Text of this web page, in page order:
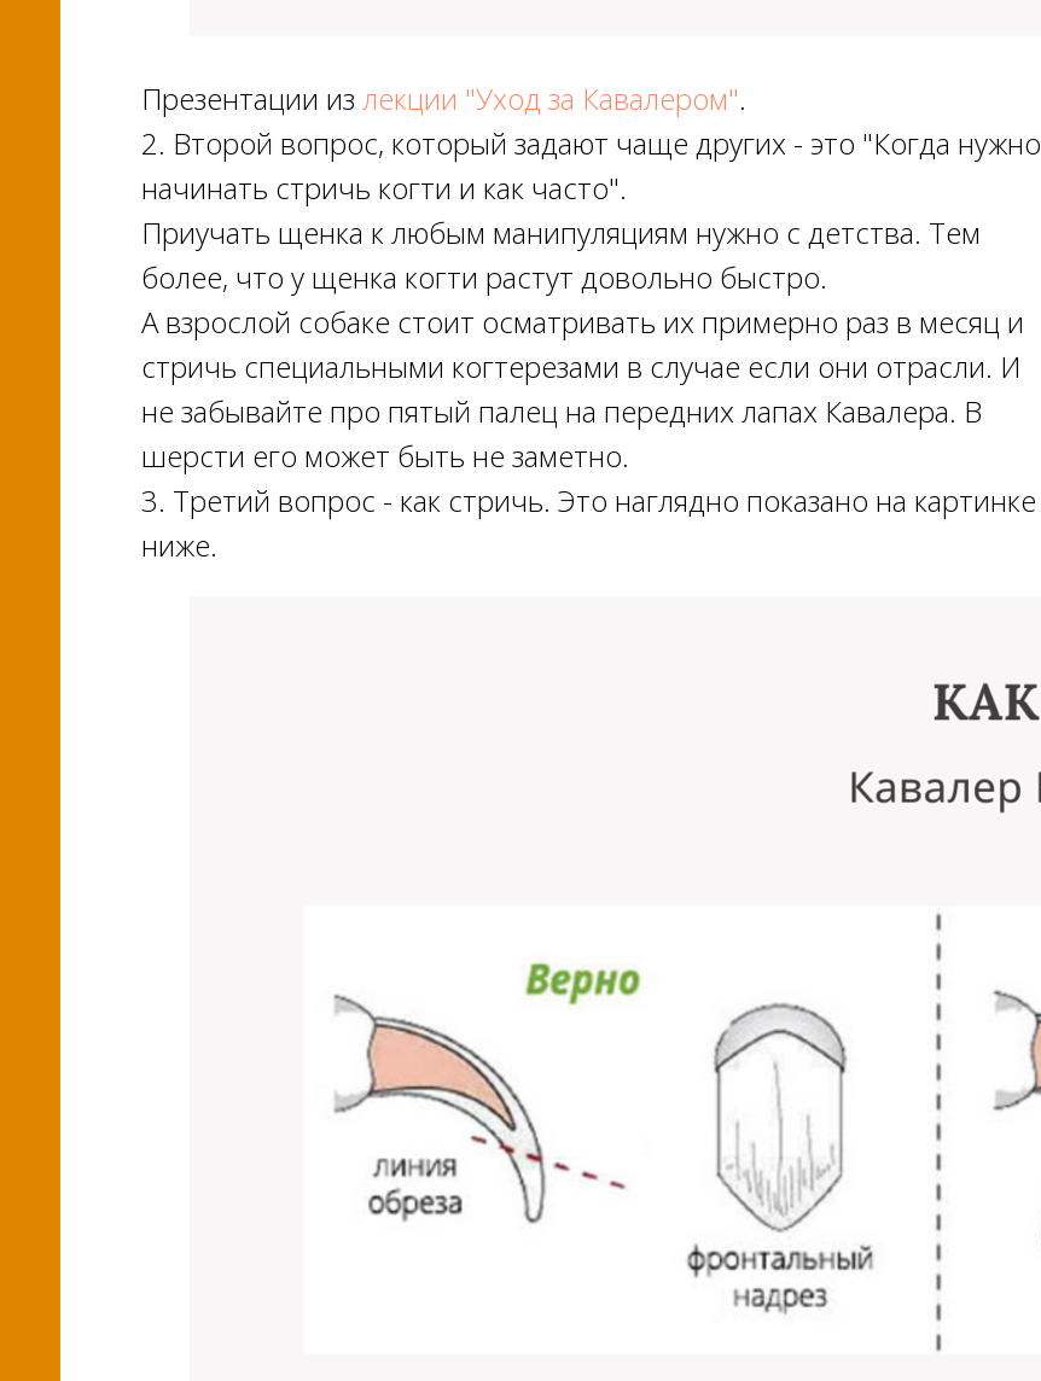
Презентации из лекции "Уход за Кавалером".
2. Второй вопрос, который задают чаще других - это "Когда нужно
начинать стричь когти и как часто".
Приучать щенка к любым манипуляциям нужно с детства. Тем
более, что у щенка когти растут довольно быстро.
А взрослой собаке стоит осматривать их примерно раз в месяц и
стричь специальными когтерезами в случае если они отрасли. И
не забывайте про пятый палец на передних лапах Кавалера. В
шерсти его может быть не заметно.
3. Третий вопрос - как стричь. Это наглядно показано на картинке
ниже.